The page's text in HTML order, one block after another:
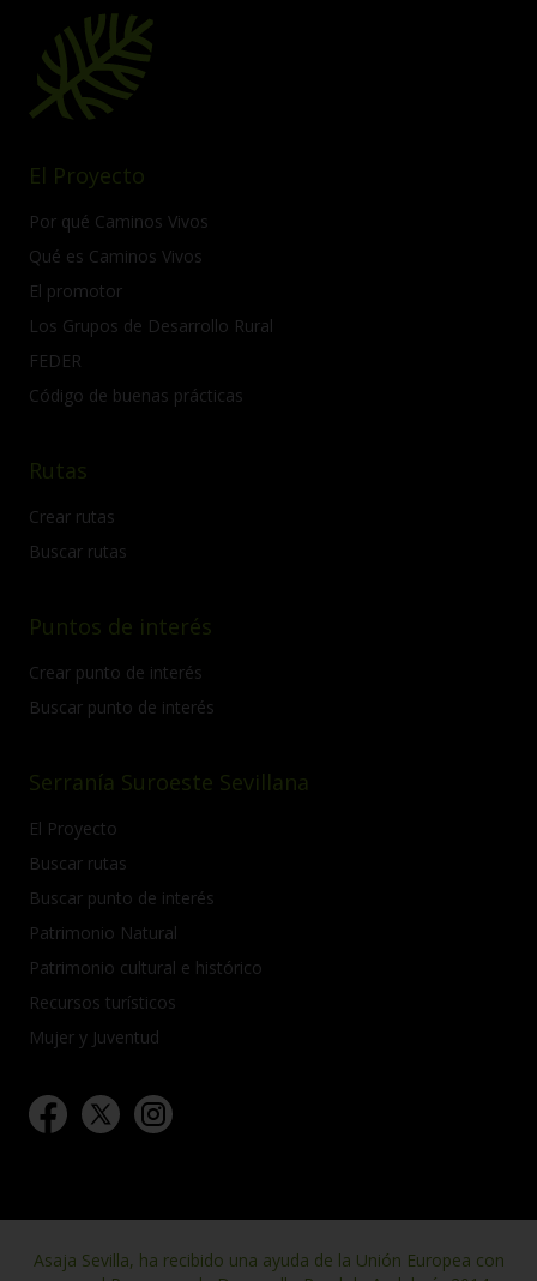
El Proyecto
Por qué Caminos Vivos
Qué es Caminos Vivos
El promotor
Los Grupos de Desarrollo Rural
FEDER
Código de buenas prácticas
Rutas
Crear rutas
Buscar rutas
Puntos de interés
Crear punto de interés
Buscar punto de interés
Serranía Suroeste Sevillana
El Proyecto
Buscar rutas
Buscar punto de interés
Patrimonio Natural
Patrimonio cultural e histórico
Recursos turísticos
Mujer y Juventud
Asaja Sevilla, ha recibido una ayuda de la Unión Europea con